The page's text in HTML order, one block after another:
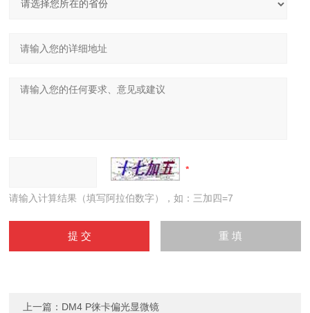
请输入计算结果（填写阿拉伯数字），如：三加四=7
上一篇： DM4 P徕卡偏光显微镜